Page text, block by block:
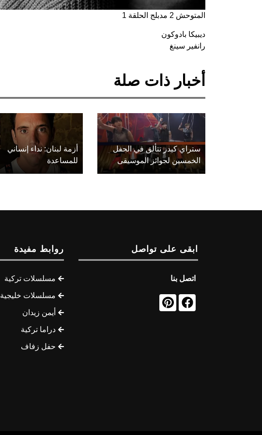
المتوحش 2 مدبلج الحلقة 1
ديبيكا بادوكون
رانفير سينغ
أخبار ذات صلة
ستراي كيدز تتألق في الحفل
الخمسين لجوائز الموسيقى
أزمة لبنان: نداء إنساني
للمساعدة
ابقى على تواصل
اتصل بنا
روابط مفيدة
مسلسلات تركية
مسلسلات خليجية
أيمن زيدان
دراما تركية
حفل زفاف